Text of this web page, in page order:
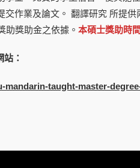
作業及論文。 翻譯研究 所提
助獎助金之依據。 本碩士獎助時
：
taught-master-